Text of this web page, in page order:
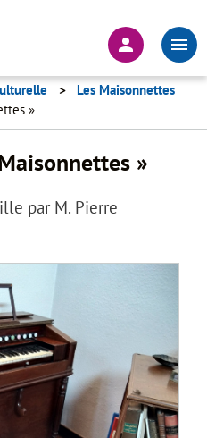
principal
En-
tête
-
Les Maisonnettes
»
»
par M. Pierre